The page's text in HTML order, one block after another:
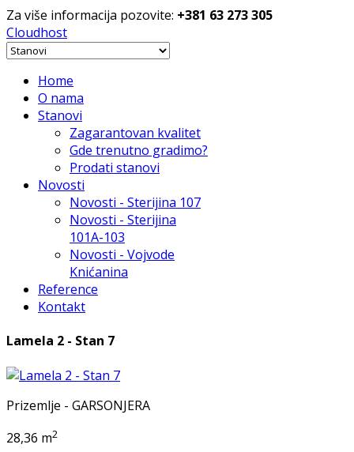
Za više informacija pozovite: +381 63 273 305
Cloudhost
Home
O nama
Stanovi
Zagarantovan kvalitet
Gde trenutno gradimo?
Prodati stanovi
Novosti
Novosti - Sterijina 107
Novosti - Sterijina
101A-103
Novosti - Vojvode
Knićanina
Reference
Kontakt
Lamela 2 - Stan 7
Prizemlje - GARSONJERA
28,36 m2